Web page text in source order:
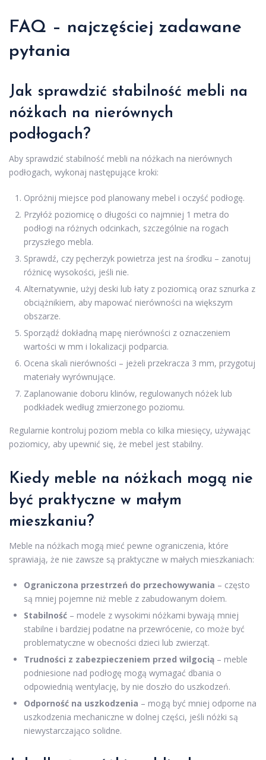
FAQ – najczęściej zadawane
pytania
Jak sprawdzić stabilność mebli na
nóżkach na nierównych
podłogach?
Aby sprawdzić stabilność mebli na nóżkach na nierównych
podłogach, wykonaj następujące kroki:
Opróżnij miejsce pod planowany mebel i oczyść podłogę.
Przyłóż poziomicę o długości co najmniej 1 metra do
podłogi na różnych odcinkach, szczególnie na rogach
przyszłego mebla.
Sprawdź, czy pęcherzyk powietrza jest na środku – zanotuj
różnicę wysokości, jeśli nie.
Alternatywnie, użyj deski lub łaty z poziomicą oraz sznurka z
obciążnikiem, aby mapować nierówności na większym
obszarze.
Sporządź dokładną mapę nierówności z oznaczeniem
wartości w mm i lokalizacji podparcia.
Ocena skali nierówności – jeżeli przekracza 3 mm, przygotuj
materiały wyrównujące.
Zaplanowanie doboru klinów, regulowanych nóżek lub
podkładek według zmierzonego poziomu.
Regularnie kontroluj poziom mebla co kilka miesięcy, używając
poziomicy, aby upewnić się, że mebel jest stabilny.
Kiedy meble na nóżkach mogą nie
być praktyczne w małym
mieszkaniu?
Meble na nóżkach mogą mieć pewne ograniczenia, które
sprawiają, że nie zawsze są praktyczne w małych mieszkaniach:
Ograniczona przestrzeń do przechowywania – często
są mniej pojemne niż meble z zabudowanym dołem.
Stabilność – modele z wysokimi nóżkami bywają mniej
stabilne i bardziej podatne na przewrócenie, co może być
problematyczne w obecności dzieci lub zwierząt.
Trudności z zabezpieczeniem przed wilgocią – meble
podniesione nad podłogę mogą wymagać dbania o
odpowiednią wentylację, by nie doszło do uszkodzeń.
Odporność na uszkodzenia – mogą być mniej odporne na
uszkodzenia mechaniczne w dolnej części, jeśli nóżki są
niewystarczająco solidne.